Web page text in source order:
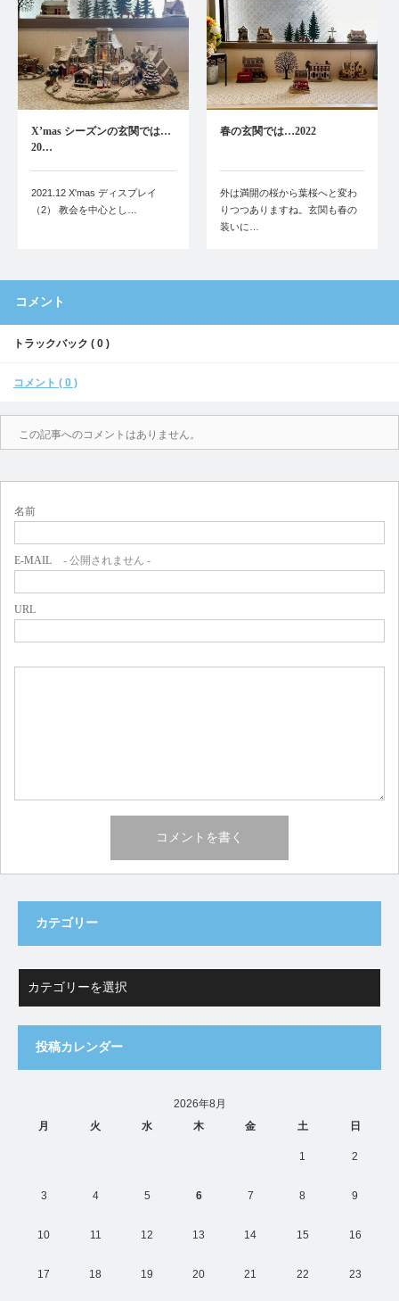
X’mas シーズンの玄関では…
20…
2021.12 X'mas ディスプレイ
（2） 教会を中心とし…
春の玄関では…2022
外は満開の桜から葉桜へと変わ
りつつありますね。玄関も春の
装いに…
コメント
トラックバック ( 0 )
コメント ( 0 )
この記事へのコメントはありません。
名前
E-MAIL - 公開されません -
URL
カテゴリー
投稿カレンダー
2026年8月
月
火 水 木 金 土 日
1 2
3 4 5 6 7 8 9
10 11 12 13 14 15 16
17 18 19 20 21 22 23